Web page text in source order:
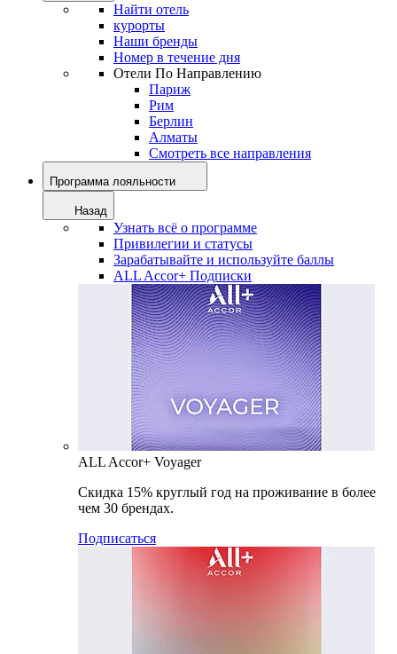
Найти отель
курорты
Наши бренды
Номер в течение дня
Отели По Направлению
Париж
Рим
Берлин
Алматы
Смотреть все направления
Программа лояльности
Назад
Узнать всё о программе
Привилегии и статусы
Зарабатывайте и используйте баллы
ALL Accor+ Подписки
ALL Accor+ Voyager
Скидка 15% круглый год на проживание в более
чем 30 брендах.
Подписаться